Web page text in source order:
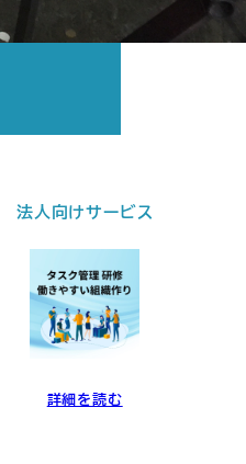
法人向けサービス
詳細を読む